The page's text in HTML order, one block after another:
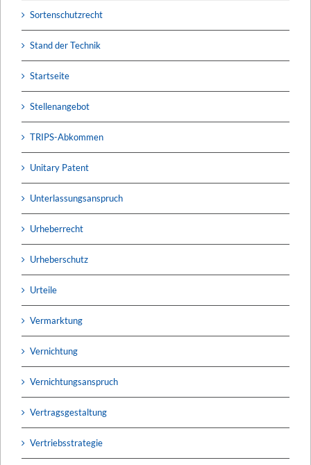
Sortenschutzrecht
Stand der Technik
Startseite
Stellenangebot
TRIPS-Abkommen
Unitary Patent
Unterlassungsanspruch
Urheberrecht
Urheberschutz
Urteile
Vermarktung
Vernichtung
Vernichtungsanspruch
Vertragsgestaltung
Vertriebsstrategie